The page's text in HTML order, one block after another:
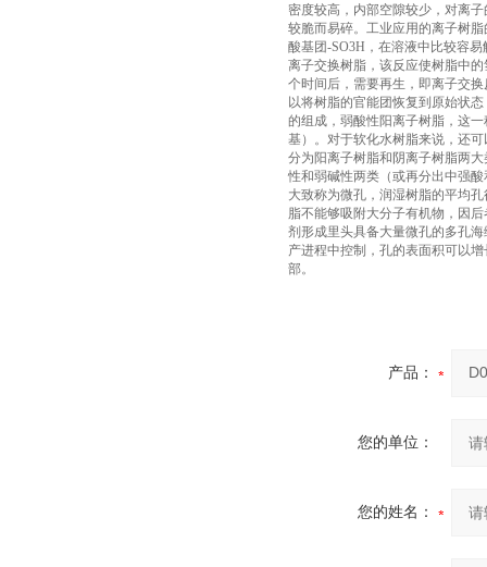
密度较高，内部空隙较少，对离
较脆而易碎。工业应用的离子树
酸基团-SO3H，在溶液中比较容
离子交换树脂，该反应使树脂中
个时间后，需要再生，即离子交
以将树脂的官能团恢复到原始状
的组成，弱酸性阳离子树脂，这
基）。对于软化水树脂来说，还
分为阳离子树脂和阴离子树脂两
性和弱碱性两类（或再分出中强
大致称为微孔，润湿树脂的平均
脂不能够吸附大分子有机物，因
剂形成里头具备大量微孔的多孔
产进程中控制，孔的表面积可以
部。
产品：
您的单位：
您的姓名：